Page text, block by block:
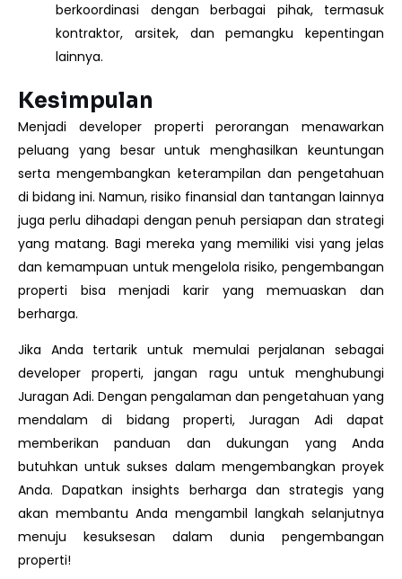
berkoordinasi dengan berbagai pihak, termasuk
kontraktor, arsitek, dan pemangku kepentingan
lainnya.
Kesimpulan
Menjadi developer properti perorangan menawarkan
peluang yang besar untuk menghasilkan keuntungan
serta mengembangkan keterampilan dan pengetahuan
di bidang ini. Namun, risiko finansial dan tantangan lainnya
juga perlu dihadapi dengan penuh persiapan dan strategi
yang matang. Bagi mereka yang memiliki visi yang jelas
dan kemampuan untuk mengelola risiko, pengembangan
properti bisa menjadi karir yang memuaskan dan
berharga.
Jika Anda tertarik untuk memulai perjalanan sebagai
developer properti, jangan ragu untuk menghubungi
Juragan Adi. Dengan pengalaman dan pengetahuan yang
mendalam di bidang properti, Juragan Adi dapat
memberikan panduan dan dukungan yang Anda
butuhkan untuk sukses dalam mengembangkan proyek
Anda. Dapatkan insights berharga dan strategis yang
akan membantu Anda mengambil langkah selanjutnya
menuju kesuksesan dalam dunia pengembangan
properti!